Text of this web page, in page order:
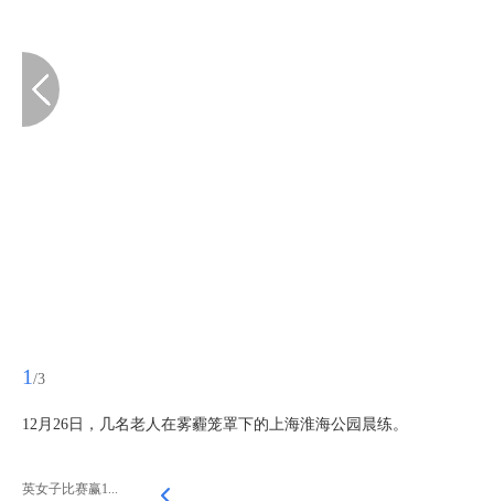
1 /3
12月26日，几名老人在雾霾笼罩下的上海淮海公园晨练。
英女子比赛赢1...